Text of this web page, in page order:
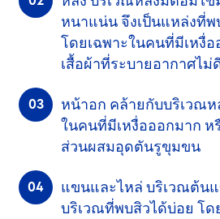
หนาแน่น จึงเป็นแหล่งที่
โดยเฉพาะในคนที่มีเหงื่
เสื้อผ้าที่ระบายอากาศไม่
หน้าอก คล้ายกับบริเวณห
ในคนที่มีเหงื่อออกมาก
ส่วนผสมอุดตันรูขุมขน
แขนและไหล่ บริเวณต้น
บริเวณที่พบสิวได้บ่อย โด